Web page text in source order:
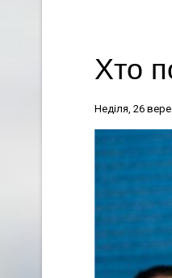
Хто
Неділя, 26